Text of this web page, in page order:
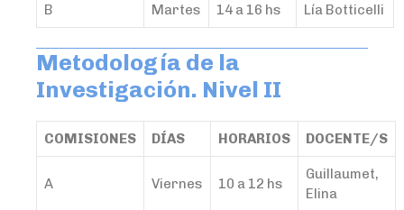
B Martes 14 a 16 hs Lía Botticelli
Metodología de la
Investigación. Nivel II
COMISIONES DÍAS HORARIOS DOCENTE/S
A Viernes 10 a 12 hs
Guillaumet,
Elina